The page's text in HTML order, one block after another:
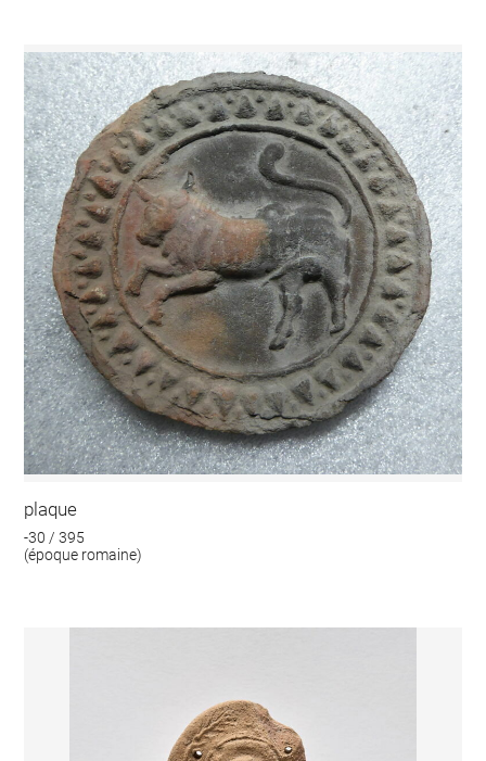
plaque
-30 / 395
(époque romaine)